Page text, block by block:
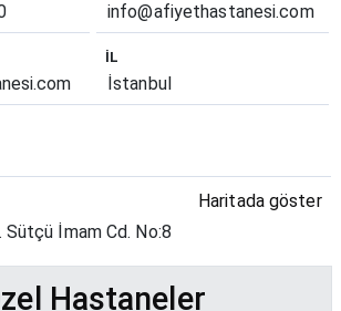
info@afiyethastanesi.com
İL
İstanbul
Haritada göster
Sütçü İmam Cd. No:8
Hastaneler